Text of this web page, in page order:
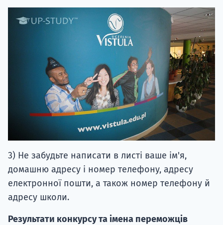
3) Не забудьте написати в листі ваше ім'я,
домашню адресу і номер телефону, адресу
електронної пошти, а також номер телефону й
адресу школи.
Результати конкурсу та імена переможців